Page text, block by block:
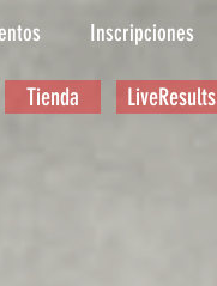
Inscripciones
Tienda LiveResults